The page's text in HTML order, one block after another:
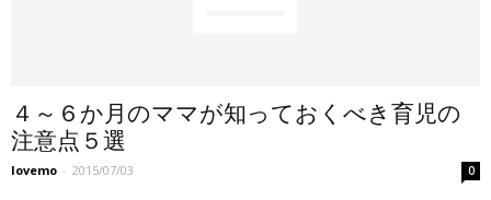
４～６か月のママが知っておくべき育児の
注意点５選
lovemo - 2015/07/03 0